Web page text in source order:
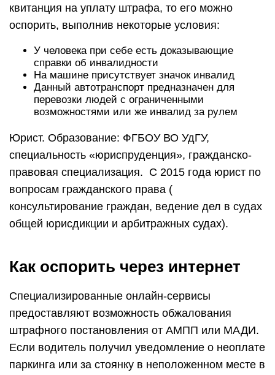
квитанция на уплату штрафа, то его можно
оспорить, выполнив некоторые условия:
У человека при себе есть доказывающие
справки об инвалидности
На машине присутствует значок инвалид
Данный автотранспорт предназначен для
перевозки людей с ограниченными
возможностями или же инвалид за рулем
Юрист. Образование: ФГБОУ ВО УдГУ,
специальность «юриспруденция», гражданско-
правовая специализация. С 2015 года юрист по
вопросам гражданского права (
консультирование граждан, ведение дел в судах
общей юрисдикции и арбитражных судах).
Как оспорить через интернет
Специализированные онлайн-сервисы
предоставляют возможность обжалования
штрафного постановления от АМПП или МАДИ.
Если водитель получил уведомление о неоплате
паркинга или за стоянку в неположенном месте в